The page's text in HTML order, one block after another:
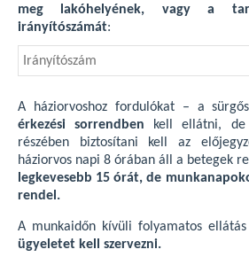
meg lakóhelyének, vagy a
irányítószámát:
A háziorvoshoz fordulókat – a
érkezési sorrendben kell ellátni,
részében biztosítani kell az
háziorvos napi 8 órában áll a betegek
legkevesebb 15 órát, de
rendel.
A munkaidőn kívüli folyamatos ellátás
ügyeletet kell szervezni.